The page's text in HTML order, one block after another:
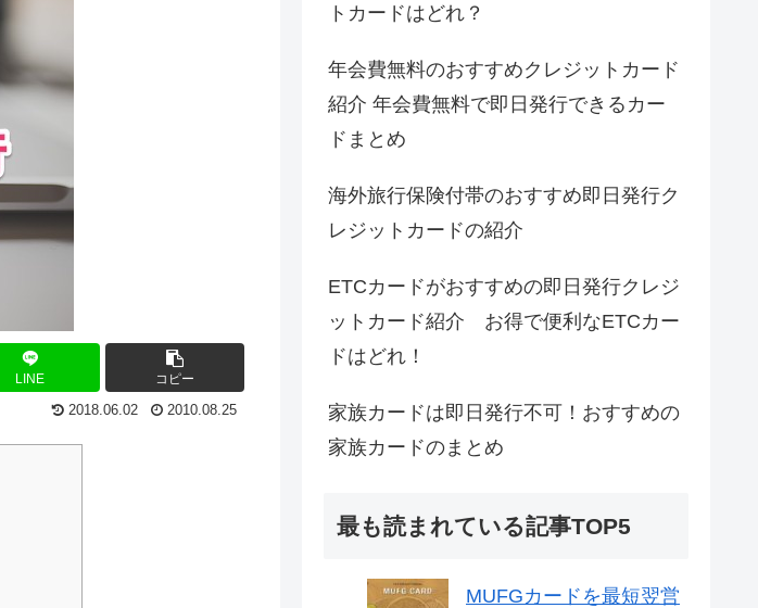
LINE コピー
2018.06.02 2010.08.25
トカードはどれ？
年会費無料のおすすめクレジットカード
紹介 年会費無料で即日発行できるカー
ドまとめ
海外旅行保険付帯のおすすめ即日発行ク
レジットカードの紹介
ETCカードがおすすめの即日発行クレジ
ットカード紹介 お得で便利なETCカー
ドはどれ！
家族カードは即日発行不可！おすすめの
家族カードのまとめ
最も読まれている記事TOP5
MUFGカードを最短翌営